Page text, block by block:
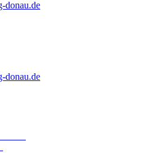
donau.de
donau.de